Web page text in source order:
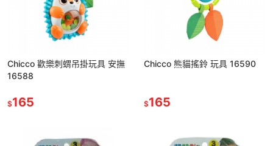
Chicco 歡樂刺蝟吊掛玩具 安撫
16588
$165
Chicco 熊貓搖鈴 玩具 16590
$165